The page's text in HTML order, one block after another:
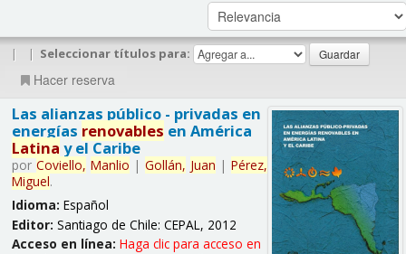
| | Seleccionar títulos para:
Hacer reserva
Las alianzas público - privadas en
energías renovables en América
Latina y el Caribe
por Coviello, Manlio | Gollán, Juan | Pérez,
Miguel.
Idioma: Español
Editor: Santiago de Chile: CEPAL, 2012
Acceso en línea: Haga clic para acceso en